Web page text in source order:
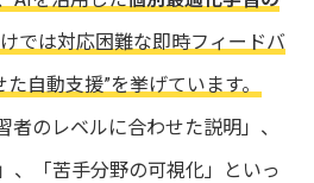
では対応困難な即時フィードバ
自動支援”を挙げています。
者のレベルに合わせた説明」、
、「苦手分野の可視化」といっ